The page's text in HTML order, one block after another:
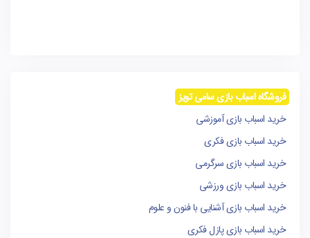
فروشگاه اسباب بازی سامی تویز
خرید اسباب بازی آموزشی
خرید اسباب بازی فکری
خرید اسباب بازی سرگرمی
خرید اسباب بازی ورزشی
خرید اسباب بازی آشنایی با فنون و علوم
خرید اسباب بازی پازل فکری